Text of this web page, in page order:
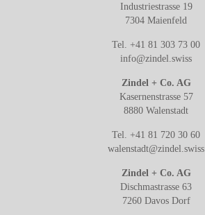
Industriestrasse 19
7304 Maienfeld
Tel. +41 81 303 73 00
info@zindel.swiss
Zindel + Co. AG
Kasernenstrasse 57
8880 Walenstadt
Tel. +41 81 720 30 60
walenstadt@zindel.swiss
Zindel + Co. AG
Dischmastrasse 63
7260 Davos Dorf